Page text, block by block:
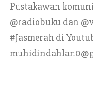
Pustakawan
@radiobuku dan
#Jasmerah di